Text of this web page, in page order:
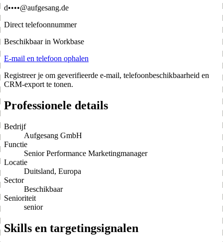
d••••@aufgesang.de
Direct telefoonnummer
Beschikbaar in Workbase
E-mail en telefoon ophalen
Registreer je om geverifieerde e-mail, telefoonbeschikbaarheid en
CRM-export te tonen.
Professionele details
Bedrijf
Aufgesang GmbH
Functie
Senior Performance Marketingmanager
Locatie
Duitsland, Europa
Sector
Beschikbaar
Senioriteit
senior
Skills en targetingsignalen